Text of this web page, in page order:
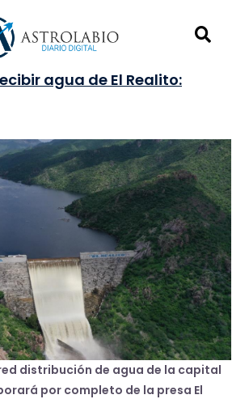
agua de El Realito:
distribución de agua de la capital
por completo de la presa El